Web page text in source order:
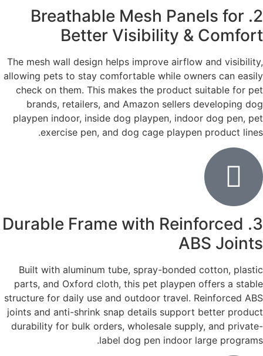
2. Breathable Mesh Panels for
Better Visibility & Comfort
The mesh wall design helps improve airflow and visibility,
allowing pets to stay comfortable while owners can easily
check on them. This makes the product suitable for pet
brands, retailers, and Amazon sellers developing dog
playpen indoor, inside dog playpen, indoor dog pen, pet
exercise pen, and dog cage playpen product lines.
3. Durable Frame with Reinforced
ABS Joints
Built with aluminum tube, spray-bonded cotton, plastic
parts, and Oxford cloth, this pet playpen offers a stable
structure for daily use and outdoor travel. Reinforced ABS
joints and anti-shrink snap details support better product
durability for bulk orders, wholesale supply, and private-
label dog pen indoor large programs.